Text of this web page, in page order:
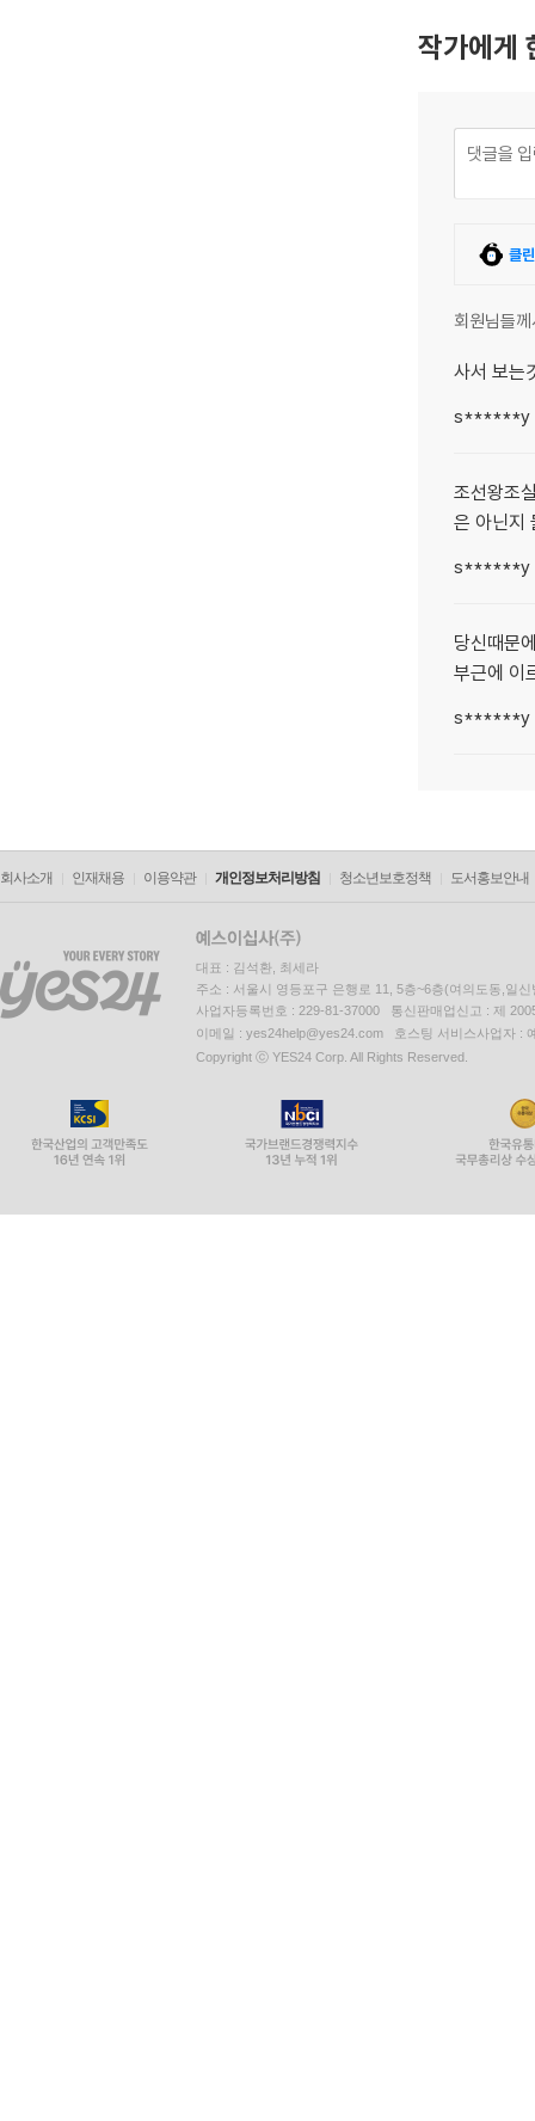
작가에게
클
회원님들
사서 보는
s******y
조선왕조
은 아닌지
s******y
당신때문
부근에 이
s******y
회사소개 인재채용 이용약관 개인정보처리방침 청소년보호정책 도서홍보안내
대표 : 김석환, 최세라
주소 : 서울시 영등포구 은행로 11, 5층~6층(여의도동,일신
사업자등록번호 : 229-81-37000 통신판매업신고 : 제
이메일 : yes24help@yes24.com 호스팅 서비스사업자 :
Copyright ⓒ YES24 Corp. All Rights Reserved.